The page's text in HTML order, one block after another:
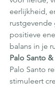
eerlijkheid,
rustgevende
positieve
balans in je
Palo Santo
Palo Santo
stimuleert